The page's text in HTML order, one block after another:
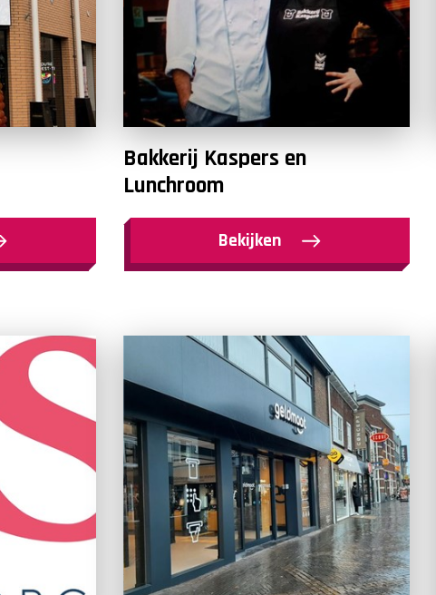
Bakkerij Kaspers en
Lunchroom
Bekijken